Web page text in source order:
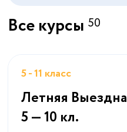
Все курсы 50
5 - 11 класс
Летняя
5 — 10 кл.